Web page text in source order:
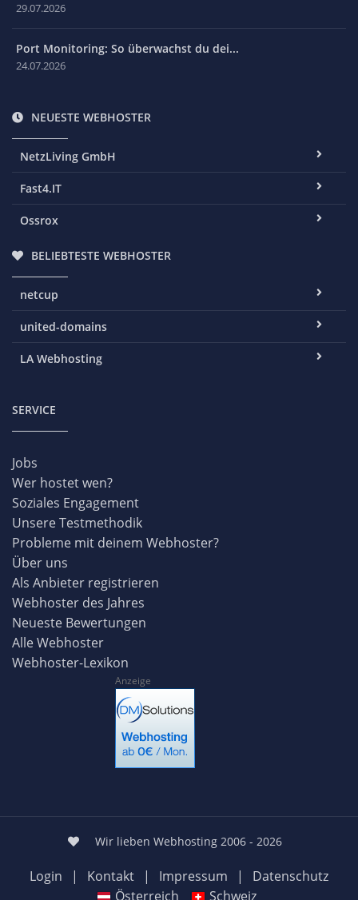
29.07.2026
Port Monitoring: So überwachst du dei...
24.07.2026
NEUESTE WEBHOSTER
NetzLiving GmbH
Fast4.IT
Ossrox
BELIEBTESTE WEBHOSTER
netcup
united-domains
LA Webhosting
SERVICE
Jobs
Wer hostet wen?
Soziales Engagement
Unsere Testmethodik
Probleme mit deinem Webhoster?
Über uns
Als Anbieter registrieren
Webhoster des Jahres
Neueste Bewertungen
Alle Webhoster
Webhoster-Lexikon
Anzeige
Wir lieben Webhosting 2006 - 2026
Login | Kontakt | Impressum |
Datenschutz
Österreich
Schweiz